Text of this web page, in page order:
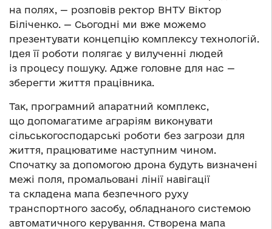
на полях, — розповів ректор ВНТУ Віктор
Біліченко. — Сьогодні ми вже можемо
презентувати концепцію комплексу технологій.
Ідея її роботи полягає у вилученні людей
із процесу пошуку. Адже головне для нас —
зберегти життя працівника.
Так, програмний апаратний комплекс,
що допомагатиме аграріям виконувати
сільськогосподарські роботи без загрози для
життя, працюватиме наступним чином.
Спочатку за допомогою дрона будуть визначені
межі поля, промальовані лінії навігації
та складена мапа безпечного руху
транспортного засобу, обладнаного системою
автоматичного керування. Створена мапа